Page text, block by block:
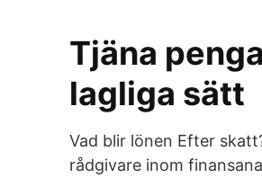
Tjäna
lagliga sätt
Vad blir lönen Efter
rådgivare inom